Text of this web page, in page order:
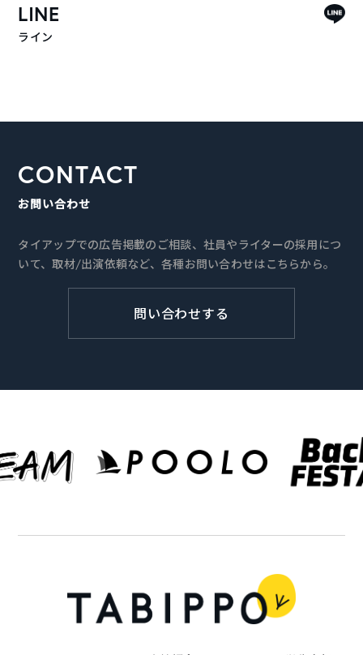
LINE
ライン
CONTACT
お問い合わせ
タイアップでの広告掲載のご相談、社員やライターの採用につ
いて、取材/出演依頼など、各種お問い合わせはこちらから。
問い合わせする